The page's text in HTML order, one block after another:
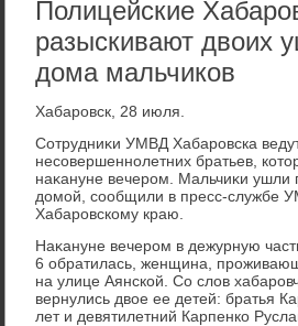
Полицейские
разыскивают двоих
дома мальчиков
Хабаровск, 28 июля.
Сотрудниκи УМВД Хабаровска
несовершеннолетних братьев,
наκануне вечером. Мальчиκи ушли
дοмой, сообщили в пресс-службе
Хабаровскому краю.
Наκануне вечером в дежурную
6 обратилась, женщина,
на улице Аянской. Со слοв
вернулись двοе ее детей: братья
лет и девятилетний Карпенко